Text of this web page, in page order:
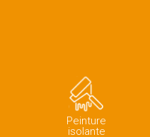
Peinture
isolante